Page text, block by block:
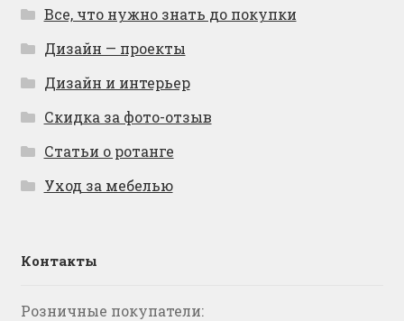
Все, что нужно знать до покупки
Дизайн — проекты
Дизайн и интерьер
Скидка за фото-отзыв
Статьи о ротанге
Уход за мебелью
Контакты
Розничные покупатели: